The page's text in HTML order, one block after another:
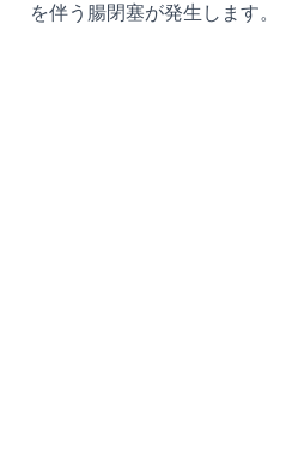
を伴う腸閉塞が発生します。